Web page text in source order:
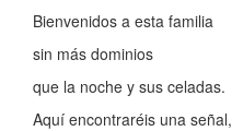
Bienvenidos a esta familia
sin más dominios
que la noche y sus celadas.
Aquí encontraréis una señal,